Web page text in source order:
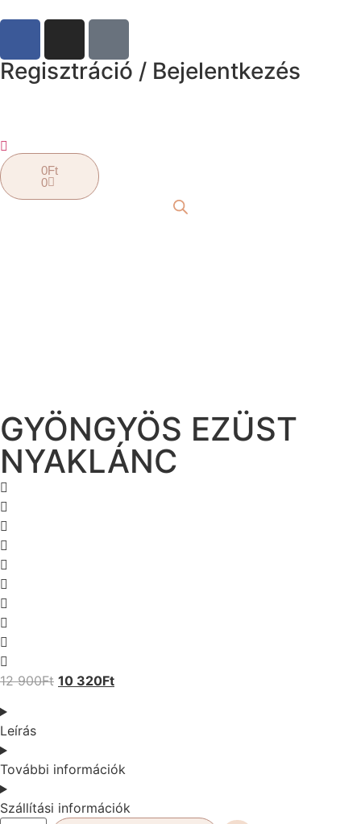
Regisztráció / Bejelentkezés
0Ft
0
GYÖNGYÖS EZÜST
NYAKLÁNC
12 900Ft 10 320Ft
Leírás
További információk
Szállítási információk